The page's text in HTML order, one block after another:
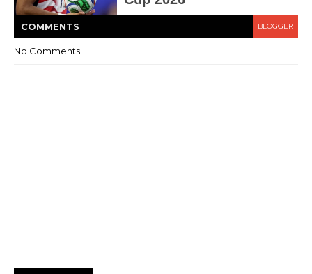
COMMENTS BLOGGER
No Comments: